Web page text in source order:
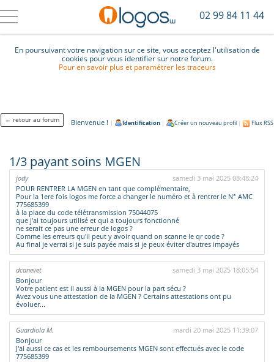
En poursuivant votre navigation sur ce site, vous acceptez l'utilisation de
cookies pour vous identifier sur notre forum.
Pour en savoir plus et paramétrer les traceurs
02 99 84 11 44
← retour au forum Bienvenue ! | Identification | Créer un nouveau profil | Flux RSS
1/3 payant soins MGEN
jody
samedi 3 mai 2025 08:48:24
POUR RENTRER LA MGEN en tant que complémentaire,
Pour la 1ere fois logos me force a changer le numéro et à rentrer le N° AMC
775685399
à la place du code télétransmission 75044075
que j'ai toujours utilisé et qui a toujours fonctionné
ne serait ce pas une erreur de logos ?
Comme les erreurs qu'il peut y avoir quand on scanne le qr code ?
Au final je verrai si je suis payée mais si je peux éviter d'autres impayés
dcanevet
samedi 3 mai 2025 18:05:54
Bonjour
Votre patient est il aussi à la MGEN pour la part sécu ?
Avez vous une attestation de la MGEN ? Certains attestations ont pu
évoluer...
Guardiola M.
mardi 20 mai 2025 11:39:07
Bonjour
J'ai aussi ce cas et les remboursements MGEN sont effectués avec le code
775685399